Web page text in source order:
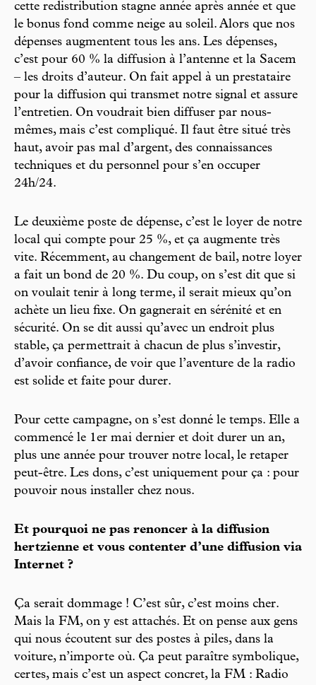
cette redistribution stagne année après année et que
le bonus fond comme neige au soleil. Alors que nos
dépenses augmentent tous les ans. Les dépenses,
c’est pour 60 % la diffusion à l’antenne et la Sacem
– les droits d’auteur. On fait appel à un prestataire
pour la diffusion qui transmet notre signal et assure
l’entretien. On voudrait bien diffuser par nous-
mêmes, mais c’est compliqué. Il faut être situé très
haut, avoir pas mal d’argent, des connaissances
techniques et du personnel pour s’en occuper
24h/24.
Le deuxième poste de dépense, c’est le loyer de notre
local qui compte pour 25 %, et ça augmente très
vite. Récemment, au changement de bail, notre loyer
a fait un bond de 20 %. Du coup, on s’est dit que si
on voulait tenir à long terme, il serait mieux qu’on
achète un lieu fixe. On gagnerait en sérénité et en
sécurité. On se dit aussi qu’avec un endroit plus
stable, ça permettrait à chacun de plus s’investir,
d’avoir confiance, de voir que l’aventure de la radio
est solide et faite pour durer.
Pour cette campagne, on s’est donné le temps. Elle a
commencé le 1er mai dernier et doit durer un an,
plus une année pour trouver notre local, le retaper
peut-être. Les dons, c’est uniquement pour ça : pour
pouvoir nous installer chez nous.
Et pourquoi ne pas renoncer à la diffusion
hertzienne et vous contenter d’une diffusion via
Internet ?
Ça serait dommage ! C’est sûr, c’est moins cher.
Mais la FM, on y est attachés. Et on pense aux gens
qui nous écoutent sur des postes à piles, dans la
voiture, n’importe où. Ça peut paraître symbolique,
certes, mais c’est un aspect concret, la FM : Radio